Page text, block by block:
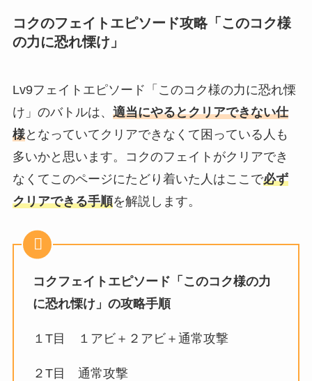
コクのフェイトエピソード攻略「このコク様
の力に恐れ慄け」
Lv9フェイトエピソード「このコク様の力に恐れ慄
け」 のバトルは、 適当にやるとクリアできない仕
様となっていてクリアできなくて困っている人も
多いかと思います。コクのフェイトがクリアでき
なくてこのページにたどり着いた人はここで必ず
クリアできる手順を解説します。
コク フェイトエピソード「このコク様の力
に恐れ慄け」の攻略手順
１T目 １アビ＋２アビ＋通常攻撃
２T目 通常攻撃